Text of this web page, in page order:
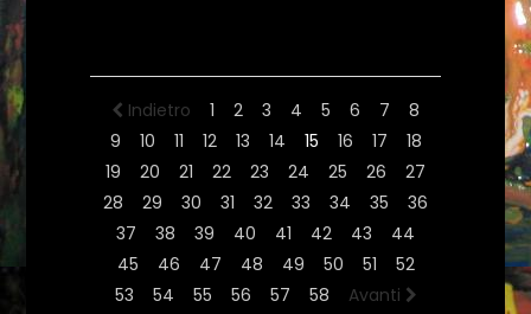
Indietro 1 2 3 4 5 6 7
8
9
10 11 12 13 14 15 16 17
18
19
20 21 22 23 24 25 26
27
28
29 30 31 32 33 34 35
36
37
38 39 40 41 42 43
44
45
46 47 48 49 50 51
52
53
54 55 56 57 58 Avanti